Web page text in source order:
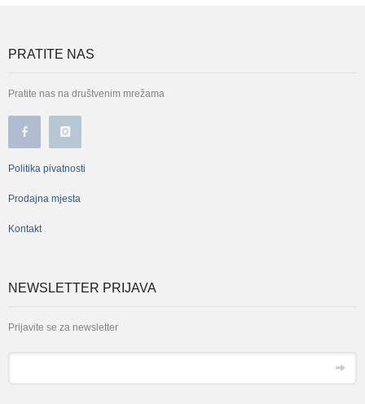
PRATITE NAS
Pratite nas na društvenim mrežama
Politika pivatnosti
Prodajna mjesta
Kontakt
NEWSLETTER PRIJAVA
Prijavite se za newsletter